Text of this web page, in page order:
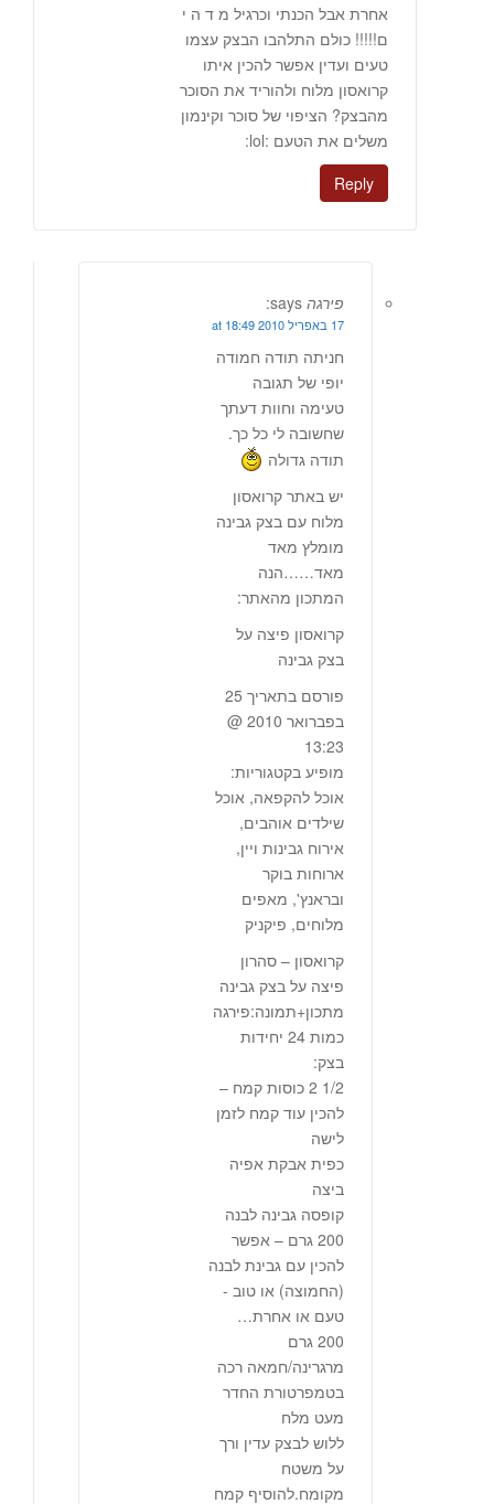
אחרת אבל הכנתי וכרגיל מ ד ה י
ם!!!!! כולם התלהבו הבצק עצמו
טעים ועדין אפשר להכין איתו
קרואסון מלוח ולהוריד את הסוכר
מהבצק? הציפוי של סוכר וקינמון
משלים את הטעם :lol:
Reply
פירגה says:
17 באפריל 2010 at 18:49
חניתה תודה חמודה
יופי של תגובה
טעימה וחוות דעתך
שחשובה לי כל כך.
תודה גדולה
יש באתר קרואסון
מלוח עם בצק גבינה
מומלץ מאד
מאד……הנה
המתכון מהאתר:
קרואסון פיצה על
בצק גבינה
פורסם בתאריך 25
בפברואר 2010 @
13:23
מופיע בקטגוריות:
אוכל להקפאה, אוכל
שילדים אוהבים,
אירוח גבינות ויין,
ארוחות בוקר
ובראנץ', מאפים
מלוחים, פיקניק
קרואסון – סהרון
פיצה על בצק גבינה
מתכון+תמונה:פירגה
כמות 24 יחידות
בצק:
1/2 2 כוסות קמח –
להכין עוד קמח לזמן
לישה
כפית אבקת אפיה
ביצה
קופסה גבינה לבנה
200 גרם – אפשר
להכין עם גבינת לבנה
(החמוצה) או טוב -
טעם או אחרת…
200 גרם
מרגרינה/חמאה רכה
בטמפרטורת החדר
מעט מלח
ללוש לבצק עדין ורך
על משטח
מקומח.להוסיף קמח